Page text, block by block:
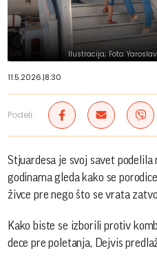
Ilustracija; Foto:
11.5.2026.|8:30
Podeli:
Stjuardesa je svoj savet podelila
godinama gleda kako se
živce pre nego što se vrata
Kako biste se izborili protiv
dece pre poletanja, Dejvis